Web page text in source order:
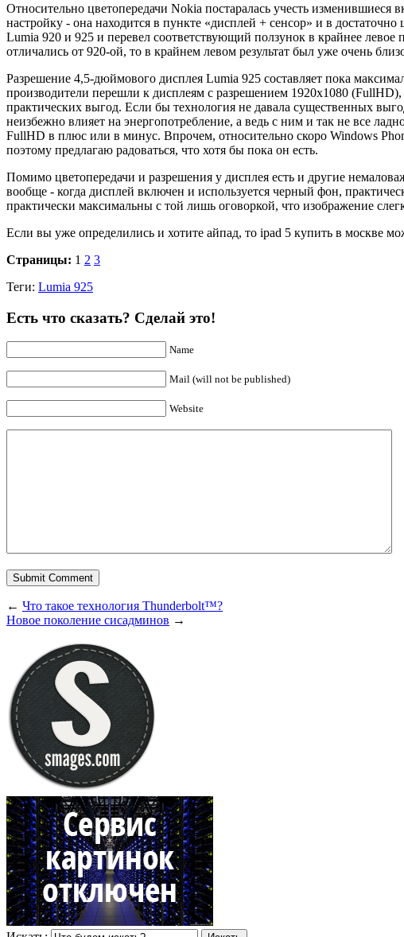
Относительно цветопередачи Nokia постаралась учесть
настройку - она находится в пункте «дисплей + сенсор» и в
Lumia 920 и 925 и перевел соответствующий ползунок в крайнее
отличались от 920-ой, то в крайнем левом результат был уже очень
Разрешение 4,5-дюймового дисплея Lumia 925 составляет пока
производители перешли к дисплеям с разрешением 1920x1080
практических выгод. Если бы технология не давала существенных
неизбежно влияет на энергопотребление, а ведь с ним и так не все
FullHD в плюс или в минус. Впрочем, относительно скоро Windows
поэтому предлагаю радоваться, что хотя бы пока он есть.
Помимо цветопередачи и разрешения у дисплея есть и другие
вообще - когда дисплей включен и используется черный фон,
практически максимальны с той лишь оговоркой, что изображение
Если вы уже определились и хотите айпад, то ipad 5 купить в москве
Страницы: 1 2 3
Теги: Lumia 925
Есть что сказать? Сделай это!
Name
Mail (will not be published)
Website
← Что такое технология Thunderbolt™?
Новое поколение сисадминов →